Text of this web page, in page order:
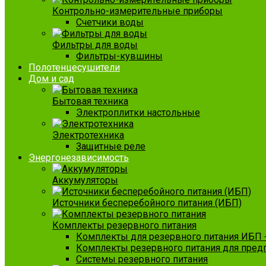
Контрольно-измерительные приборы
Счетчики воды
Фильтры для воды
Фильтры-кувшины
Полотенцесушители
Дом и сад
Бытовая техника
Электроплитки настольные
Электротехника
Защитные реле
Энергонезависимость
Аккумуляторы
Источники бесперебойного питания (ИБП)
Комплекты резервного питания
Комплекты для резервного питания ИБП
Комплекты резервного питания для
Системы резервного питания